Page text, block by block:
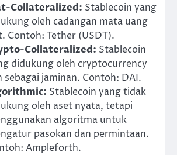
Collateralized: Stablecoin yang
oleh cadangan mata uang
Contoh: Tether (USDT).
Collateralized: Stablecoin
didukung oleh cryptocurrency
sebagai jaminan. Contoh: DAI.
Stablecoin yang tidak
oleh aset nyata, tetapi
algoritma untuk
pasokan dan permintaan.
Ampleforth.